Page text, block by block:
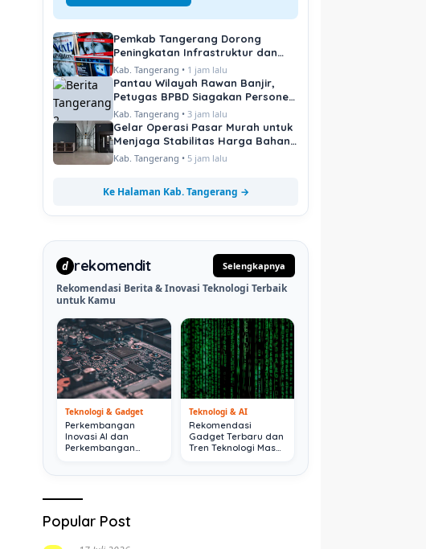
Pemkab Tangerang Dorong
Peningkatan Infrastruktur dan
Pelayanan Publik
Kab. Tangerang • 1 jam lalu
Pantau Wilayah Rawan Banjir,
Petugas BPBD Siagakan Personel
di Titik Kritis
Kab. Tangerang •3 jam lalu
Gelar Operasi Pasar Murah untuk
Menjaga Stabilitas Harga Bahan
Pokok
Kab. Tangerang • 5 jam lalu
Ke Halaman Kab. Tangerang →
d rekomendit Selengkapnya
Rekomendasi Berita & Inovasi Teknologi Terbaik
untuk Kamu
Teknologi & Gadget
Perkembangan
Inovasi AI dan
Perkembangan
Teknologi & AI
Rekomendasi
Gadget Terbaru dan
Tren Teknologi Masa
Popular Post